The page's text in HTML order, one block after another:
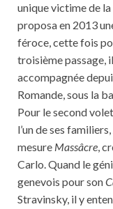
unique victime de
proposa en 2013
féroce, cette fois
troisième passage,
accompagnée
Romande, sous la
Pour le second
l’un de ses
mesure Massâcre,
Carlo. Quand le
genevois pour son
Stravinsky, il y